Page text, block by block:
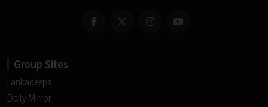
Group Sites
Lankadeepa
Daily Mirror